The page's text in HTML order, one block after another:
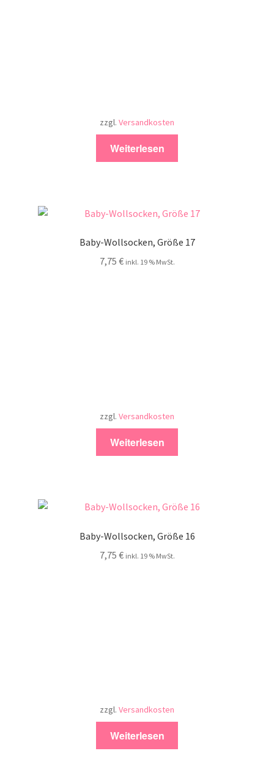
zzgl. Versandkosten
Weiterlesen
Baby-Wollsocken, Größe 17
7,75 € inkl. 19 % MwSt.
zzgl. Versandkosten
Weiterlesen
Baby-Wollsocken, Größe 16
7,75 € inkl. 19 % MwSt.
zzgl. Versandkosten
Weiterlesen